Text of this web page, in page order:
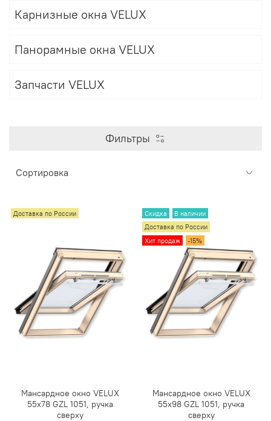
Карнизные окна VELUX
Панорамные окна VELUX
Запчасти VELUX
Фильтры
Доставка по России
Мансардное окно VELUX
55х78 GZL 1051, ручка
сверху
Скидка
В наличии
Доставка по России
Хит продаж
-15%
Мансардное окно VELUX
55х98 GZL 1051, ручка
сверху